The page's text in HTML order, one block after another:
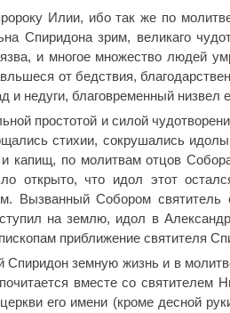
Илии, ибо так же по
Спиридона зрим, великаго
и многое множество людей
от бедствия,
недуги, благовременный низвел
простотой и силой
стихии, сокрушались
капищ, по молитвам отцов
открыто, что идол этот
Вызванный Собором
на землю, идол в
приближение святителя
Спиридон земную жизнь и в
вместе со святителем
его имени (кроме десной